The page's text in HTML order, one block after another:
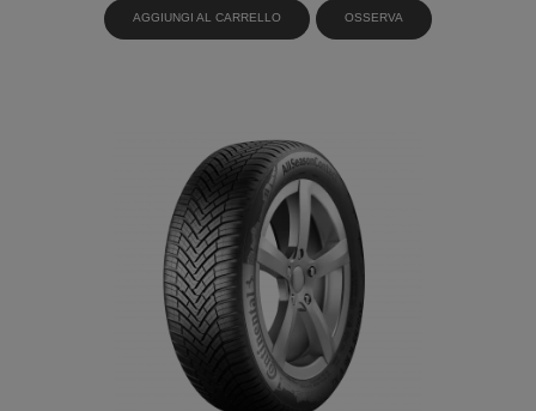
AGGIUNGI AL CARRELLO OSSERVA